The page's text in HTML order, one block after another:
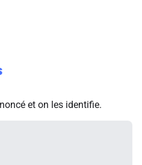
et on les identifie.